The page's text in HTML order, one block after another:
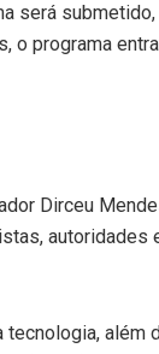
será submetido,
o programa
Dirceu
autoridades
tecnologia, além